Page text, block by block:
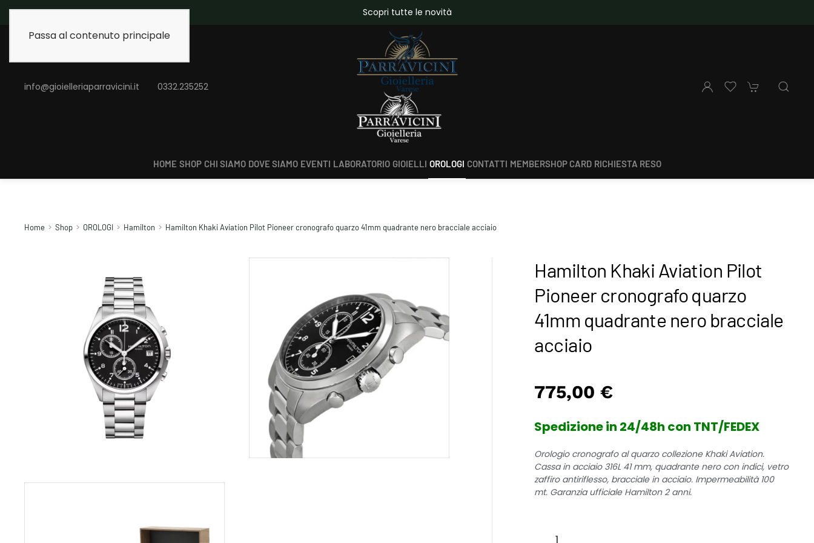
Passa al contenuto principale
Spedizione gratuita da €150,00 Scopri tutte le novità
info@gioielleriaparravicini.it 0332.235252
HOME SHOP CHI SIAMO DOVE SIAMO EVENTI LABORATORIO GIOIELLI OROLOGI CONTATTI MEMBERSHOP CARD RICHIESTA RESO
Home Shop OROLOGI Hamilton Hamilton Khaki Aviation Pilot Pioneer cronografo quarzo 41mm quadrante nero bracciale acciaio
Hamilton Khaki Aviation Pilot
Pioneer cronografo quarzo
41mm quadrante nero bracciale
acciaio
775,00€
Spedizione in 24/48h con TNT/FEDEX
Orologio cronografo al quarzo collezione Khaki Aviation.
Cassa in acciaio 316L 41 mm, quadrante nero con indici, vetro
zaffiro antiriflesso, bracciale in acciaio. Impermeabilità 100
mt. Garanzia ufficiale Hamilton 2 anni.